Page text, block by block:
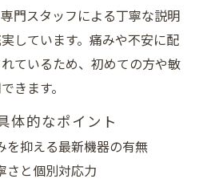
門スタッフによる丁寧な説明
しています。痛みや不安に配
ているため、初めての方や敏
きます。
体的なポイント
を抑える最新機器の有無
さと個別対応力